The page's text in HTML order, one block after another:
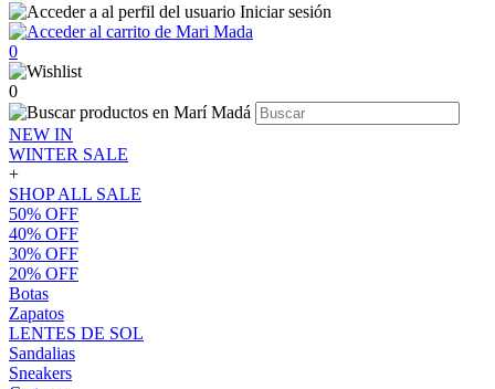
Iniciar sesión
0
0
NEW IN
WINTER SALE
+
SHOP ALL SALE
50% OFF
40% OFF
30% OFF
20% OFF
Botas
Zapatos
LENTES DE SOL
Sandalias
Sneakers